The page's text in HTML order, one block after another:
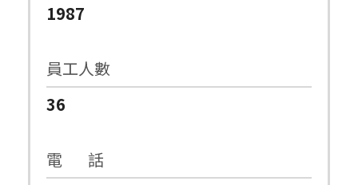
1987
員工人數
36
電 話